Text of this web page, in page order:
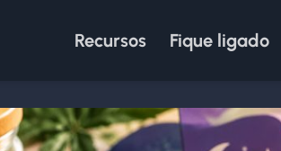
Recursos Fique ligado